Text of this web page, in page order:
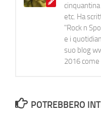
etc. Ha
"Rock n
e i
suo blog
2016 come
POTREBBERO